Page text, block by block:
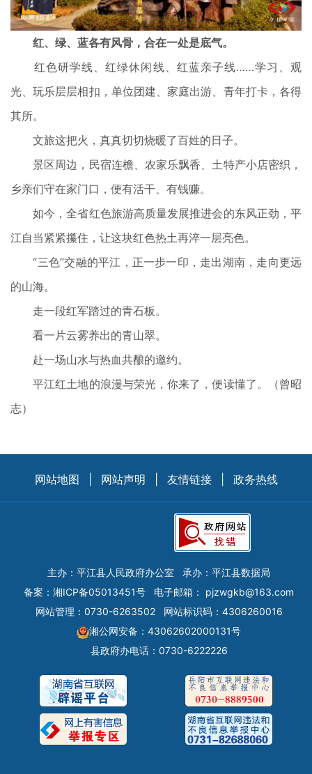
红、绿、蓝各有风骨，合在一处是底气。
红色研学线、红绿休闲线、红蓝亲子线……学习、观
光、玩乐层层相扣，单位团建、家庭出游、青年打卡，各得
其所。
文旅这把火，真真切切烧暖了百姓的日子。
景区周边，民宿连檐、农家乐飘香、土特产小店密织，
乡亲们守在家门口，便有活干、有钱赚。
如今，全省红色旅游高质量发展推进会的东风正劲，平
江自当紧紧攥住，让这块红色热土再淬一层亮色。
“三色”交融的平江，正一步一印，走出湖南，走向更远
的山海。
走一段红军踏过的青石板。
看一片云雾养出的青山翠。
赴一场山水与热血共酿的邀约。
平江红土地的浪漫与荣光，你来了，便读懂了。（曾昭
志）
网站地图 网站声明 友情链接 政务热线
主办：平江县人民政府办公室
承办：平江县数据局
备案： 湘ICP备05013451号 电子邮箱： pjzwgkb@163.com
网站管理：0730-6263502
网站标识码：4306260016
湘公网安备：43062602000131号
县政府办电话：0730-6222226